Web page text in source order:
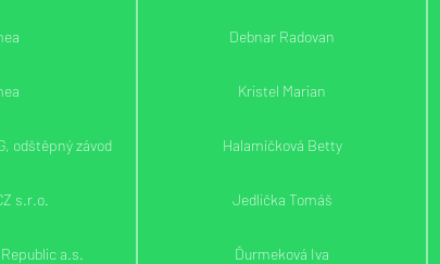
Debnar Radovan
Kristel Marian
odštěpný závod Halamíčková Betty
s.r.o. Jedlička Tomáš
a.s. Ďurmeková Iva